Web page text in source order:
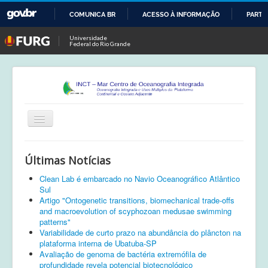
O
CONTEÚDO
COMUNICA BR ACESSO À INFORMAÇÃO
Universidade
Federal do Rio Grande
Alternar
Navegação
Calendário
Equipe
Boletim
Atividades de Campo
Últimas Notícias
Clean Lab é embarcado no Navio Oceanográfico Atlântico
Sul
Artigo "Ontogenetic transitions, biomechanical trade-offs
and macroevolution of scyphozoan medusae swimming
patterns"
Variabilidade de curto prazo na abundância do plâncton na
plataforma interna de Ubatuba-SP
Avaliação de genoma de bactéria extremófila de
profundidade revela potencial biotecnológico